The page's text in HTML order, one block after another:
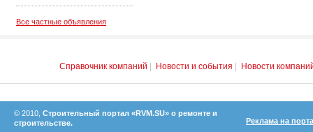
Все частные объявления
Справочник компаний Новости и события Новости
© 2010, Строительный портал «RVM.SU» о ремонте и
строительстве.
Реклама на